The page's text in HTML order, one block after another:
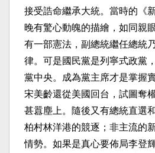
接受誥命繼承大統。當時的《
晚有驚心動魄的描繪，如同親
有一部憲法，副總統繼任總統
律。可是國民黨是列寧式政黨
黨中央。成為黨主席才是掌握
宋美齡還從美國回台，試圖奪
甚囂塵上。隨後又有總統直選
柏村林洋港的競逐；非主流的
情勢。如果是真心要佈局李登